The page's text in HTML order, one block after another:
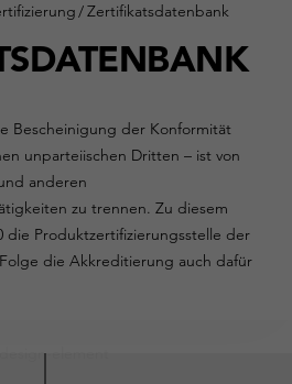
/Zertifikatsdatenbank
Bescheinigung der Konformität
unparteiischen Dritten – ist von
anderen
zu trennen. Zu diesem
die Produktzertifizierungsstelle der
die Akkreditierung auch dafür